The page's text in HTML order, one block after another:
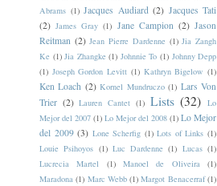
Abrams (1) Jacques Audiard (2) Jacques Tati
(2) James Gray (1) Jane Campion (2) Jason
Reitman (2) Jean Pierre Dardenne (1) Jia Zangh
Ke (1) Jia Zhangke (1) Johnnie To (1) Johnny Depp
(1) Joseph Gordon Levitt (1) Kathryn Bigelow (1)
Ken Loach (2) Kornel Mundruczo (1) Lars Von
Trier (2) Lauren Cantet (1) Lists (32) Lo
Mejor del 2007 (1) Lo Mejor del 2008 (1) Lo Mejor
del 2009 (3) Lone Scherfig (1) Lots of Links (1)
Louie Psihoyos (1) Luc Dardenne (1) Lucas (1)
Lucrecia Martel
(1) Manoel de Oliveira
(1)
Maradona (1) Marc Webb (1) Margot Benacerraf (1)